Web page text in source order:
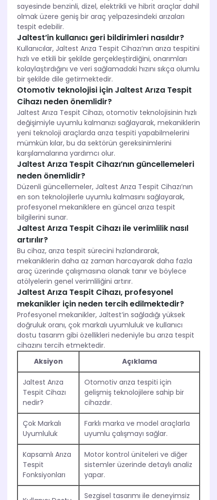
sayesinde benzinli, dizel, elektrikli ve hibrit araçlar dahil
olmak üzere geniş bir araç yelpazesindeki arızaları
tespit edebilir.
Jaltest’in kullanıcı geri bildirimleri nasıldır?
Kullanıcılar, Jaltest Arıza Tespit Cihazı’nın arıza tespitini
hızlı ve etkili bir şekilde gerçekleştirdiğini, onarımları
kolaylaştırdığını ve veri sağlamadaki hızını sıkça olumlu
bir şekilde dile getirmektedir.
Otomotiv teknolojisi için Jaltest Arıza Tespit
Cihazı neden önemlidir?
Jaltest Arıza Tespit Cihazı, otomotiv teknolojisinin hızlı
değişimiyle uyumlu kalmanızı sağlayarak, mekaniklerin
yeni teknoloji araçlarda arıza tespiti yapabilmelerini
mümkün kılar, bu da sektörün gereksinimlerini
karşılamalarına yardımcı olur.
Jaltest Arıza Tespit Cihazı’nın güncellemeleri
neden önemlidir?
Düzenli güncellemeler, Jaltest Arıza Tespit Cihazı’nın
en son teknolojilerle uyumlu kalmasını sağlayarak,
profesyonel mekaniklere en güncel arıza tespit
bilgilerini sunar.
Jaltest Arıza Tespit Cihazı ile verimlilik nasıl
artırılır?
Bu cihaz, arıza tespit sürecini hızlandırarak,
mekaniklerin daha az zaman harcayarak daha fazla
araç üzerinde çalışmasına olanak tanır ve böylece
atölyelerin genel verimliliğini artırır.
Jaltest Arıza Tespit Cihazı, profesyonel
mekanikler için neden tercih edilmektedir?
Profesyonel mekanikler, Jaltest’in sağladığı yüksek
doğruluk oranı, çok markalı uyumluluk ve kullanıcı
dostu tasarım gibi özellikleri nedeniyle bu arıza tespit
cihazını tercih etmektedir.
Aksiyon
Açıklama
Jaltest Arıza
Tespit Cihazı
nedir?
Otomotiv arıza tespiti için
gelişmiş teknolojilere sahip bir
cihazdır.
Çok Markalı
Uyumluluk
Farklı marka ve model araçlarla
uyumlu çalışmayı sağlar.
Kapsamlı Arıza
Tespit
Fonksiyonları
Motor kontrol üniteleri ve diğer
sistemler üzerinde detaylı analiz
yapar.
Sezgisel tasarımı ile deneyimsiz